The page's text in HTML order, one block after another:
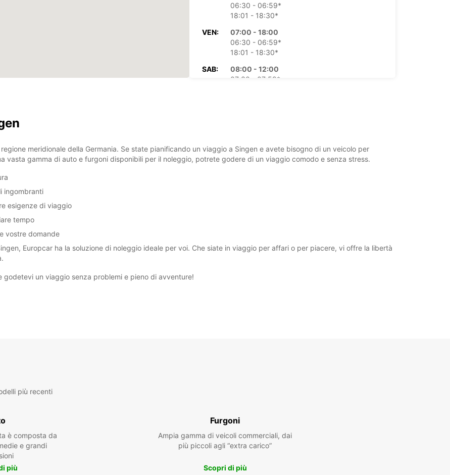
06:30 - 06:59*
18:01 - 18:30*
VEN:
07:00 - 18:00
06:30 - 06:59*
18:01 - 18:30*
SAB:
08:00 - 12:00
07:30 - 07:59*
+49 (7731) 87790
meridionale della Germania. Se state pianificando un viaggio a Singen e avete bisogno di un veicolo per
vasta gamma di auto e furgoni disponibili per il noleggio, potrete godere di un viaggio comodo e senza stress.
ingombranti
esigenze di viaggio
tempo
vostre domande
Europcar ha la soluzione di noleggio ideale per voi. Che siate in viaggio per affari o per piacere, vi offre la libertà
un viaggio senza problemi e pieno di avventure!
più recenti
è composta da
e grandi
più
Furgoni
Ampia gamma di veicoli commerciali, dai
più piccoli agli “extra carico”
Scopri di più